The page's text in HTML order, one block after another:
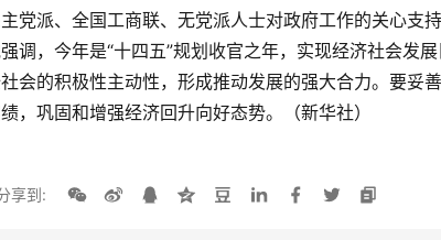
党派、全国工商联、无党派人士对政府工作的关心支
调，今年是“十四五”规划收官之年，实现经济社会发
会的积极性主动性，形成推动发展的强大合力。要妥
，巩固和增强经济回升向好态势。（新华社）
享到: